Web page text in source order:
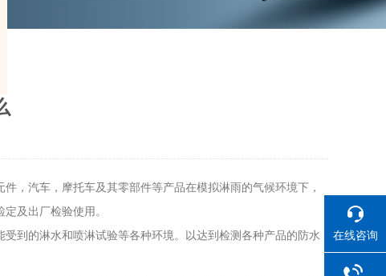
汽车，摩托车及其零部件等产品在模拟淋雨的气候环境下，
及出厂检验使用。
到的淋水和喷淋试验等各种环境。以达到检测各种产品的防水
在线咨询